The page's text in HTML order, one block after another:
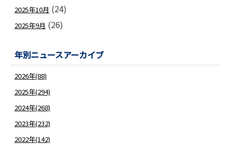
2025年10月 (24)
2025年9月 (26)
年別ニュースアーカイブ
2026年(88)
2025年(294)
2024年(268)
2023年(232)
2022年(142)